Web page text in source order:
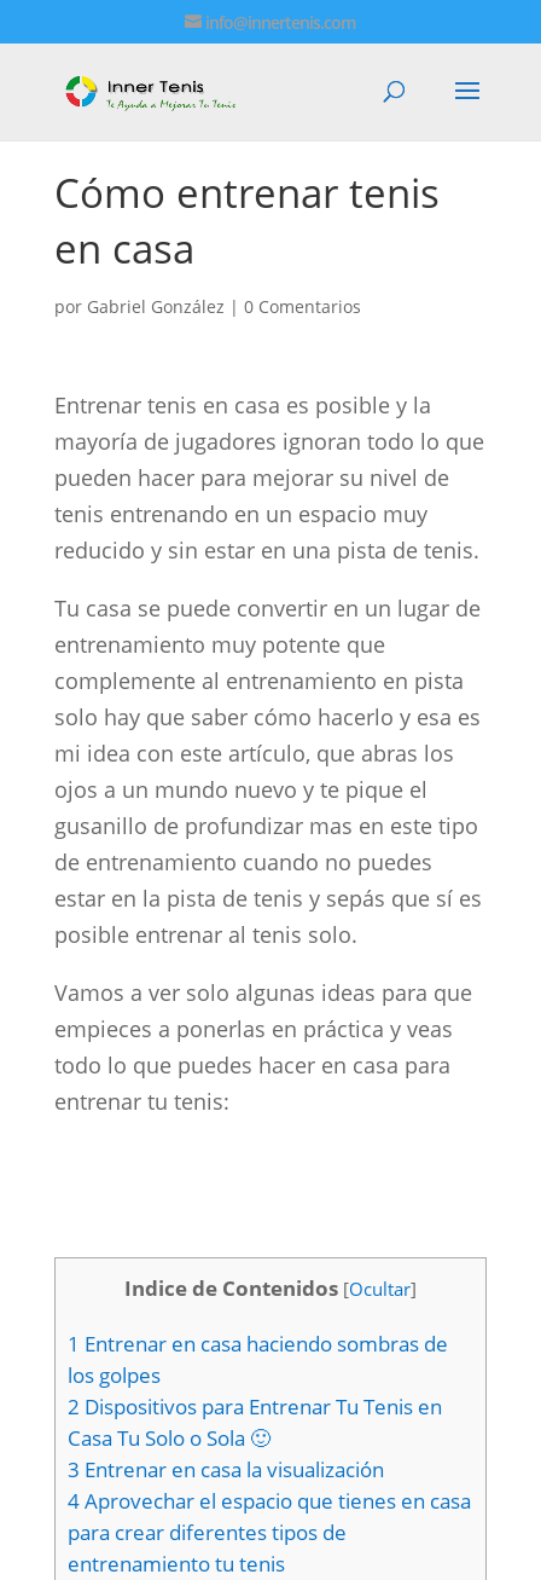
info@innertenis.com
Cómo entrenar tenis
en casa
por Gabriel González | 0 Comentarios
Entrenar tenis en casa es posible y la
mayoría de jugadores ignoran todo lo que
pueden hacer para mejorar su nivel de
tenis entrenando en un espacio muy
reducido y sin estar en una pista de tenis.
Tu casa se puede convertir en un lugar de
entrenamiento muy potente que
complemente al entrenamiento en pista
solo hay que saber cómo hacerlo y esa es
mi idea con este artículo, que abras los
ojos a un mundo nuevo y te pique el
gusanillo de profundizar mas en este tipo
de entrenamiento cuando no puedes
estar en la pista de tenis y sepás que sí es
posible entrenar al tenis solo.
Vamos a ver solo algunas ideas para que
empieces a ponerlas en práctica y veas
todo lo que puedes hacer en casa para
entrenar tu tenis:
Indice de Contenidos [Ocultar]
1 Entrenar en casa haciendo sombras de
los golpes
2 Dispositivos para Entrenar Tu Tenis en
Casa Tu Solo o Sola 🙂
3 Entrenar en casa la visualización
4Aprovechar el espacio que tienes en casa
para crear diferentes tipos de
entrenamiento tu tenis